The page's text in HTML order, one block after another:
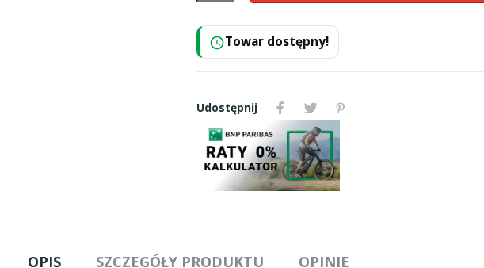
scheduleTowar dostępny!
Udostępnij
OPIS SZCZEGÓŁY PRODUKTU OPINIE